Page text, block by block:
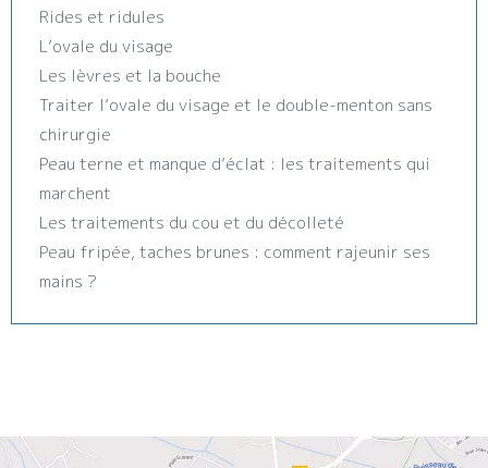
Rides et ridules
L’ovale du visage
Les lèvres et la bouche
Traiter l’ovale du visage et le double-menton sans
chirurgie
Peau terne et manque d’éclat : les traitements qui
marchent
Les traitements du cou et du décolleté
Peau fripée, taches brunes : comment rajeunir ses
mains ?